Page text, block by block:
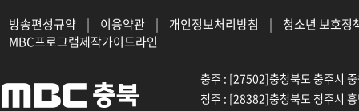
방송편성규약 | 이용약관 | 개인정보처리방침 |
청소년 보호정
MBC프로그램제작가이드라인
충주 : [27502]충청북도 충주시
청주 : [28382]충청북도 청주시